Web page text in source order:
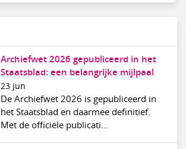
Archiefwet 2026 gepubliceerd in het
Staatsblad: een belangrijke mijlpaal
23 jun
De Archiefwet 2026 is gepubliceerd in
het Staatsblad en daarmee definitief.
Met de officiële publicati...